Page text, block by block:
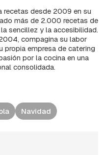
recetas desde 2009 en su
más de 2.000 recetas de
sencillez y la accesibilidad.
compagina su labor
empresa de catering
por la cocina en una
consolidada.
Navidad